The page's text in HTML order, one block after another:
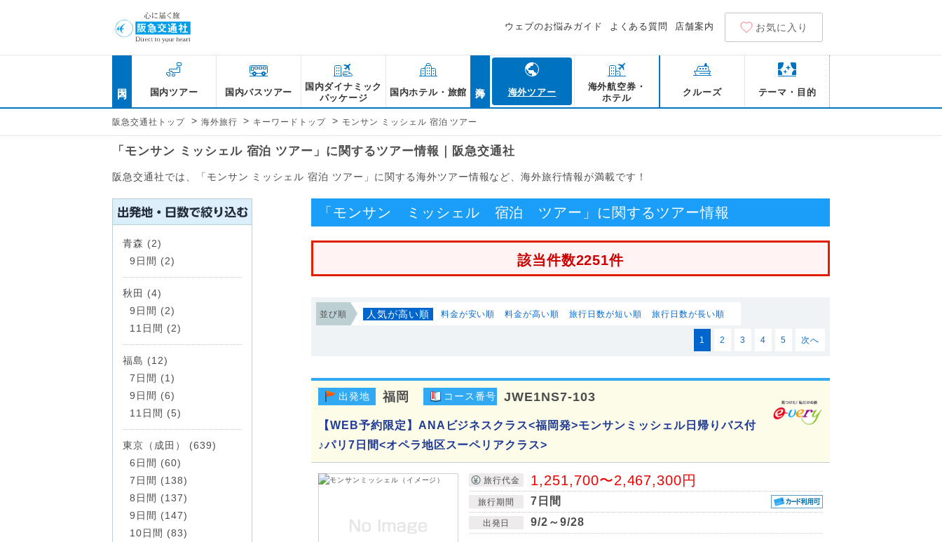
ウェブのお悩みガイド よくある質問 店舗案内 お気に入り
国内ツアー 国内バスツアー
国内ダイナミック
パッケージ
国内ホテル・旅館 海外ツアー
海外航空券・
ホテル
クルーズ テーマ・目的
阪急交通社トップ > 海外旅行 > キーワードトップ > モンサン ミッシェル 宿泊 ツアー
「モンサン ミッシェル 宿泊 ツアー」に関するツアー情報｜阪急交通社
阪急交通社では、「モンサン ミッシェル 宿泊 ツアー」に関する海外ツアー情報など、海外旅行情報が満載です！
「モンサン ミッシェル 宿泊 ツアー」に関するツアー情報
該当件数2251件
並び順 人気が高い順 料金が安い順 料金が高い順 旅行日数が短い順 旅行日数が長い順
1 2 3 4 5 次へ
出発地 福岡 コース番号 JWE1NS7-103
【WEB予約限定】ANAビジネスクラス<福岡発>モンサンミッシェル日帰りバス付
♪パリ7日間<オペラ地区スーペリアクラス>
旅行代金 1,251,700〜2,467,300円
旅行期間 7日間
出発日 9/2～9/28
青森 (2)
9日間 (2)
秋田 (4)
9日間 (2)
11日間 (2)
福島 (12)
7日間 (1)
9日間 (6)
11日間 (5)
東京（成田） (639)
6日間 (60)
7日間 (138)
8日間 (137)
9日間 (147)
10日間 (83)